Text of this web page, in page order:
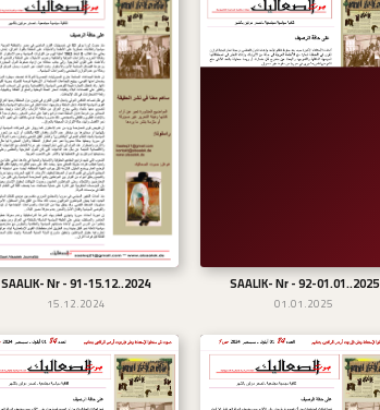
تحميل
SAALIK- Nr - 92-01.01..2025
01.01.2025
تحميل
SAALIK- Nr - 91-15.12..2024
15.12.2024